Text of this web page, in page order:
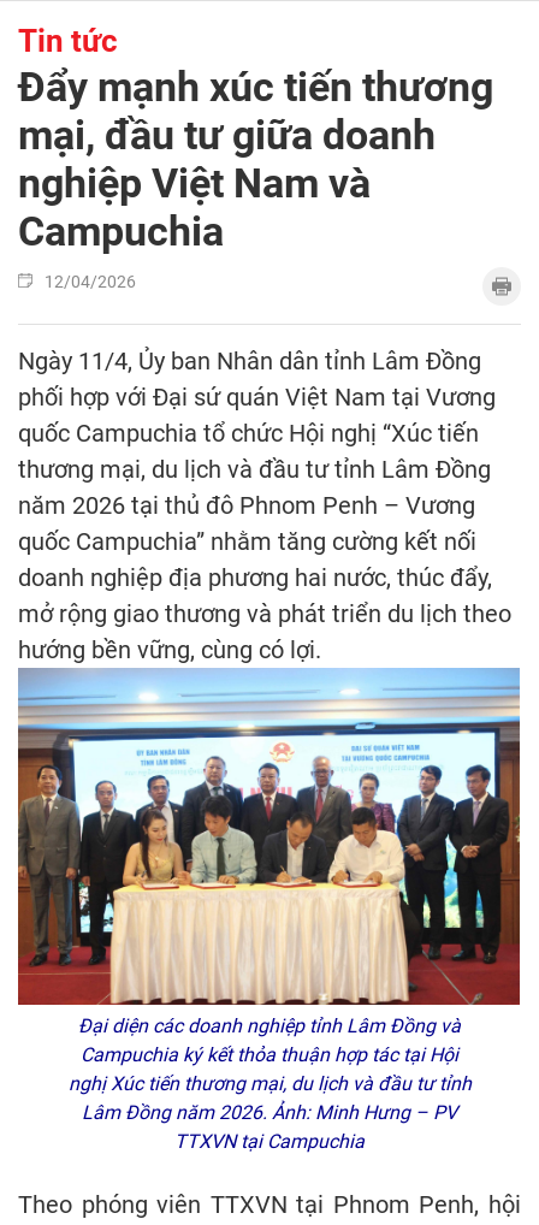
Tin tức
Đẩy mạnh xúc tiến thương
mại, đầu tư giữa doanh
nghiệp Việt Nam và
Campuchia
12/04/2026
Ngày 11/4, Ủy ban Nhân dân tỉnh Lâm Đồng
phối hợp với Đại sứ quán Việt Nam tại Vương
quốc Campuchia tổ chức Hội nghị “Xúc tiến
thương mại, du lịch và đầu tư tỉnh Lâm Đồng
năm 2026 tại thủ đô Phnom Penh – Vương
quốc Campuchia” nhằm tăng cường kết nối
doanh nghiệp địa phương hai nước, thúc đẩy,
mở rộng giao thương và phát triển du lịch theo
hướng bền vững, cùng có lợi.
Đại diện các doanh nghiệp tỉnh Lâm Đồng và
Campuchia ký kết thỏa thuận hợp tác tại Hội
nghị Xúc tiến thương mại, du lịch và đầu tư tỉnh
Lâm Đồng năm 2026. Ảnh: Minh Hưng – PV
TTXVN tại Campuchia
Theo phóng viên TTXVN tại Phnom Penh, hội